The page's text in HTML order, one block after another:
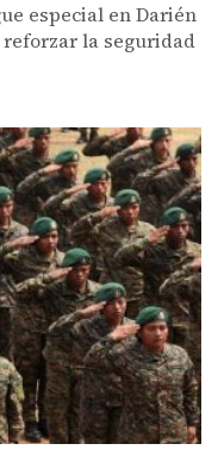
especial en Darién
la seguridad